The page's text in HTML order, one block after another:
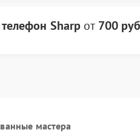
телефон Sharp от 700
мастера